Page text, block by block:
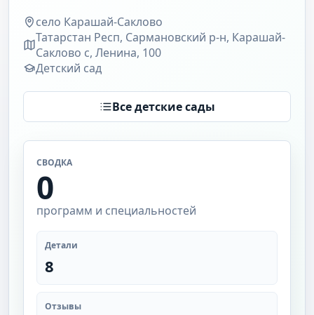
село Карашай-Саклово
Татарстан Респ, Сармановский р-н, Карашай-
Саклово с, Ленина, 100
Детский сад
Все детские сады
СВОДКА
0
программ и специальностей
Детали
8
Отзывы